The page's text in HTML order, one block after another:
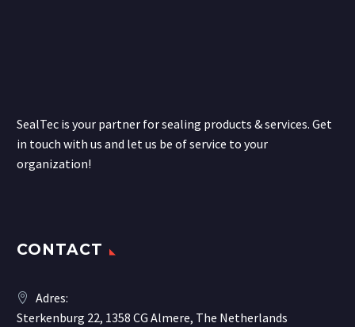
SealTec is your partner for sealing products & services. Get
in touch with us and let us be of service to your
organization!
CONTACT
Adres:
Sterkenburg 22, 1358 CG Almere, The Netherlands